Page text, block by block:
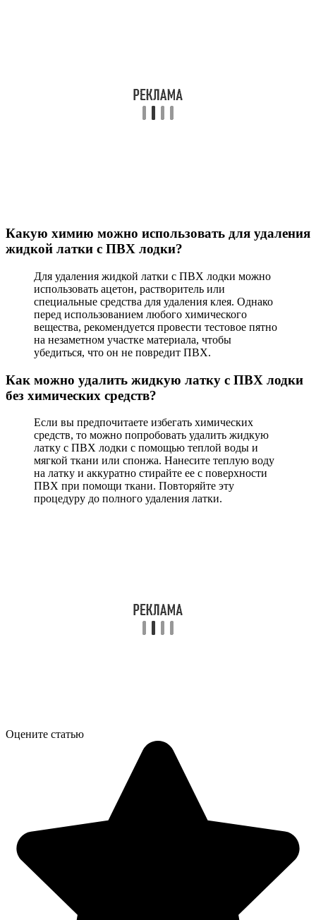
Какую химию можно использовать для удаления
жидкой латки с ПВХ лодки?
Для удаления жидкой латки с ПВХ лодки можно
использовать ацетон, растворитель или
специальные средства для удаления клея. Однако
перед использованием любого химического
вещества, рекомендуется провести тестовое пятно
на незаметном участке материала, чтобы
убедиться, что он не повредит ПВХ.
Как можно удалить жидкую латку с ПВХ лодки
без химических средств?
Если вы предпочитаете избегать химических
средств, то можно попробовать удалить жидкую
латку с ПВХ лодки с помощью теплой воды и
мягкой ткани или спонжа. Нанесите теплую воду
на латку и аккуратно стирайте ее с поверхности
ПВХ при помощи ткани. Повторяйте эту
процедуру до полного удаления латки.
Оцените статью